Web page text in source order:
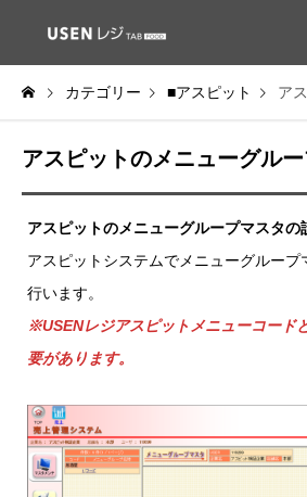
カテゴリー ■アスピット ア
アスピットのメニューグル
アスピットのメニューグループマスタの
アスピットシステムでメニューグループ
行います。
※USENレジアスピットメニューコード
要があります。